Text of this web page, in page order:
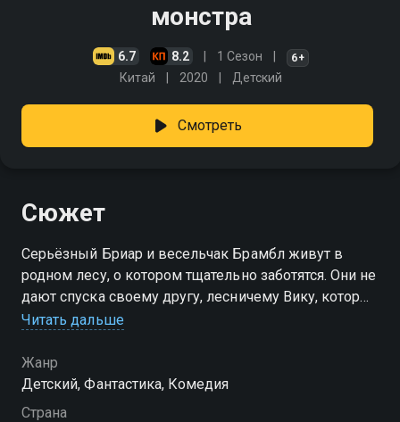
монстра
6.7 8.2 1 Сезон 6+
Китай 2020 Детский
Смотреть
Сюжет
Серьёзный Бриар и весельчак Брамбл живут в
родном лесу, о котором тщательно заботятся. Они не
дают спуска своему другу, лесничему Вику, который
сейчас работает гидом для туристов, приезжающих
Читать дальше
Жанр
Детский, Фантастика, Комедия
Страна